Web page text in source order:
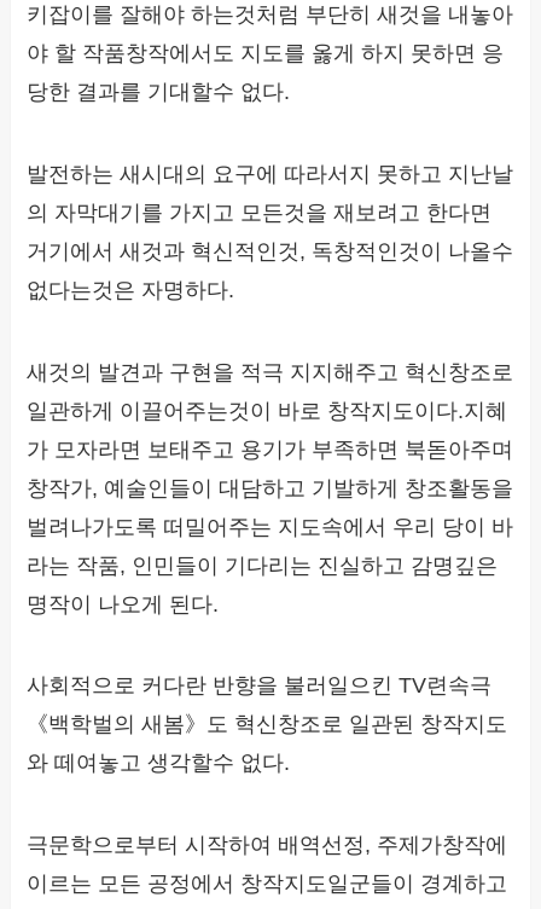
키잡이를 잘해야 하는것처럼 부단히 새것을 내놓아
야 할 작품창작에서도 지도를 옳게 하지 못하면 응
당한 결과를 기대할수 없다.
발전하는 새시대의 요구에 따라서지 못하고 지난날
의 자막대기를 가지고 모든것을 재보려고 한다면
거기에서 새것과 혁신적인것, 독창적인것이 나올수
없다는것은 자명하다.
새것의 발견과 구현을 적극 지지해주고 혁신창조로
일관하게 이끌어주는것이 바로 창작지도이다.지혜
가 모자라면 보태주고 용기가 부족하면 북돋아주며
창작가, 예술인들이 대담하고 기발하게 창조활동을
벌려나가도록 떠밀어주는 지도속에서 우리 당이 바
라는 작품, 인민들이 기다리는 진실하고 감명깊은
명작이 나오게 된다.
사회적으로 커다란 반향을 불러일으킨 TV련속극
《백학벌의 새봄》도 혁신창조로 일관된 창작지도
와 떼여놓고 생각할수 없다.
극문학으로부터 시작하여 배역선정, 주제가창작에
이르는 모든 공정에서 창작지도일군들이 경계하고